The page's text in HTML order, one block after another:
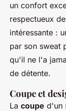
un confort
respectueux
intéressante :
par son sweat
qu'il ne l'a
de détente.
Coupe et
La coupe d'un